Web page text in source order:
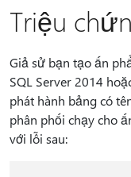
Triệu
Giả sử bạn tạo ấn
SQL Server 2014
phát hành bảng có
phân phối chạy cho
với lỗi sau: